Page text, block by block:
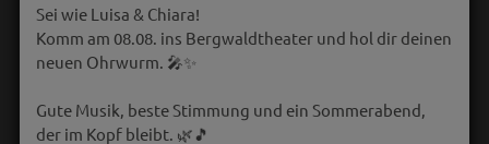
Sei wie Luisa & Chiara!
Komm am 08.08. ins Bergwaldtheater und hol dir deinen
neuen Ohrwurm. 🎤✨
Gute Musik, beste Stimmung und ein Sommerabend,
der im Kopf bleibt. 🌿🎵